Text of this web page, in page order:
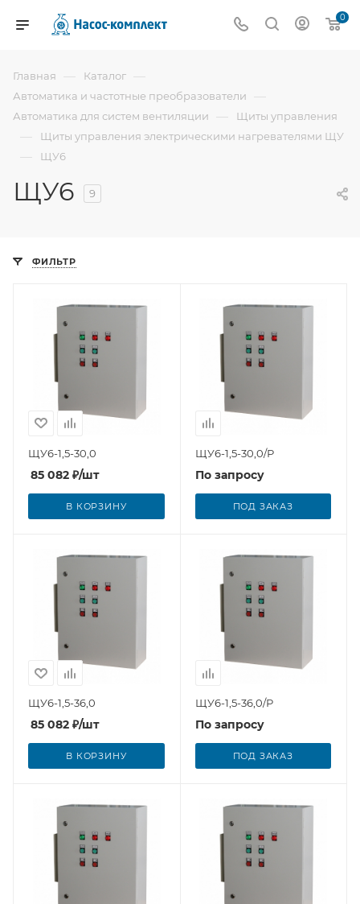
0
Главная — Каталог —
Автоматика и частотные преобразователи —
Автоматика для систем вентиляции — Щиты управления
— Щиты управления электрическими нагревателями ЩУ
— ЩУ6
ЩУ6 9
ФИЛЬТР
ЩУ6-1,5-30,0
85 082 ₽/шт
В КОРЗИНУ
ЩУ6-1,5-30,0/Р
По запросу
ПОД ЗАКАЗ
ЩУ6-1,5-36,0
85 082 ₽/шт
В КОРЗИНУ
ЩУ6-1,5-36,0/Р
По запросу
ПОД ЗАКАЗ